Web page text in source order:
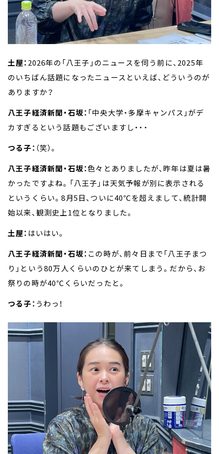
土屋： 2026年の「八王子」のニュースを伺う前に、2025年
のいちばん話題になったニュースといえば、どういうのが
ありますか？
八王子経済新聞・石坂： 「中央大学・多摩キャンパス」がデ
カすぎるという話題もございますし・・・
つる子： （笑）。
八王子経済新聞・石坂：色々とありましたが、昨年は夏は暑
かったですよね。「八王子」は天気予報が別に表示される
というくらい。8月5日、ついに40℃を超えまして、統計開
始以来、観測史上1位となりました。
土屋： はいはい。
八王子経済新聞・石坂： この時が、前々日まで「八王子まつ
り」という80万人くらいのひとが来てしまう。だから、お
祭りの時が40℃くらいだったと。
つる子： うわっ！